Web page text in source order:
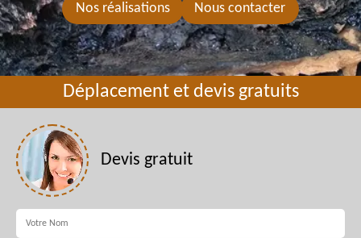
Nos réalisations Nous contacter
Déplacement et devis gratuits
Devis gratuit